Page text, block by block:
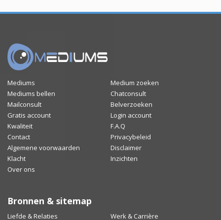
Mediums
Medium zoeken
Mediums bellen
Chatconsult
Mailconsult
Belverzoeken
Gratis account
Login account
Kwaliteit
F.A.Q
Contact
Privacybeleid
Algemene voorwaarden
Disclaimer
Klacht
Inzichten
Over ons
Bronnen & sitemap
Liefde & Relaties Werk & Carrière